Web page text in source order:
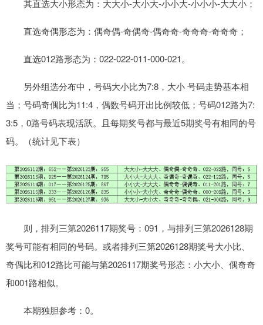
其直选大小形态为：大大小-大小大-小小大-小小小-大大小；
直选奇偶形态为：偶奇偶-奇偶奇-偶奇奇-奇奇奇-奇奇奇；
直选012路形态为：022-022-011-000-021。
另外组选分布中，号码大小比为7:8，大小 号码走势基本相
当；号码奇偶比为11:4，偶数号码开出比例较低；号码012路为7:
3:5，0路号码表现活跃。且每期奖号都与最近5期奖号有相同的号
码。（统计见下表）
则，排列三第2026117期奖号：091，与排列三第2026128期
奖号可能有相同的号码。或者排列三第2026128期奖号大小比、
奇偶比和012路比可能与第2026117期奖号形态：小大小、偶奇奇
和001路相似。
本期独胆参考：0。